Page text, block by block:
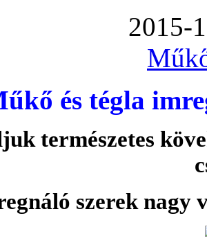
2015-
és tégla
természetes
szerek